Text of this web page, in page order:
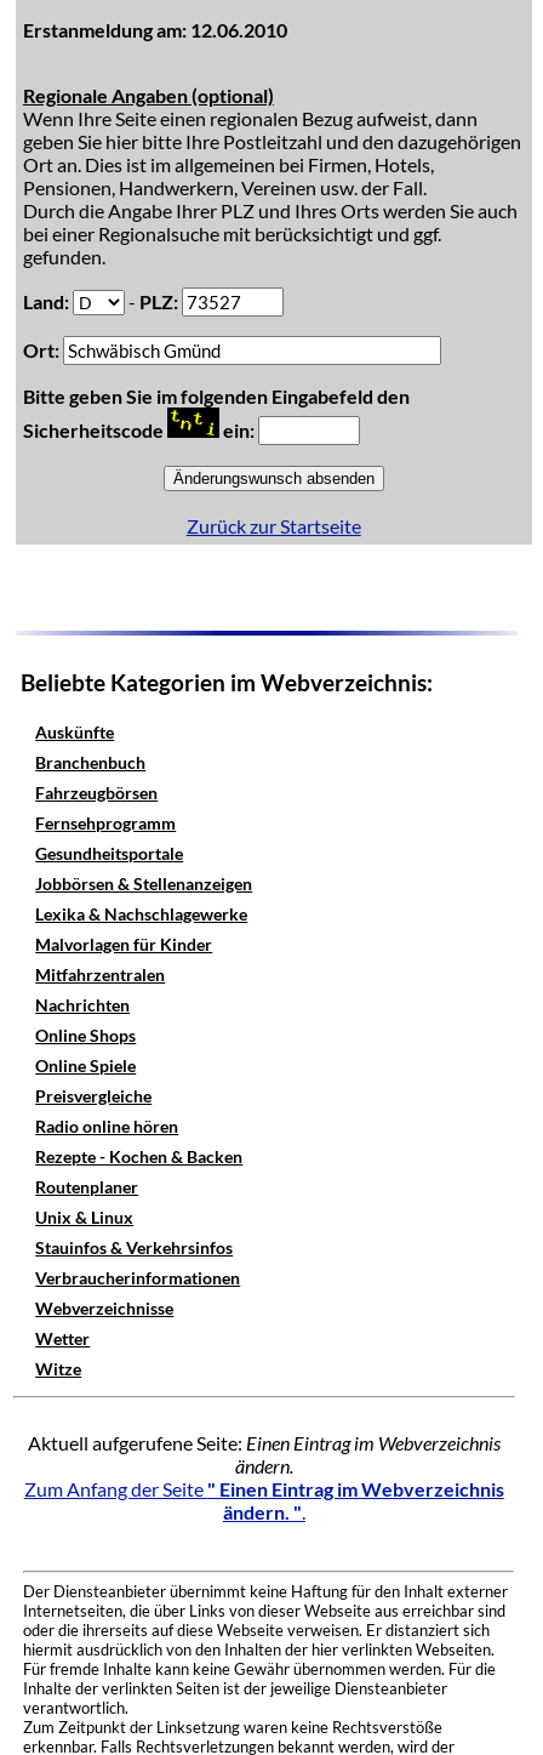
Erstanmeldung am: 12.06.2010
Regionale Angaben (optional)
Wenn Ihre Seite einen regionalen Bezug aufweist, dann
geben Sie hier bitte Ihre Postleitzahl und den dazugehörigen
Ort an. Dies ist im allgemeinen bei Firmen, Hotels,
Pensionen, Handwerkern, Vereinen usw. der Fall.
Durch die Angabe Ihrer PLZ und Ihres Orts werden Sie auch
bei einer Regionalsuche mit berücksichtigt und ggf.
gefunden.
Land:
- PLZ:
Ort:
Bitte geben Sie im folgenden Eingabefeld den
Sicherheitscode
ein:
Zurück zur Startseite
Beliebte Kategorien im Webverzeichnis:
Auskünfte
Branchenbuch
Fahrzeugbörsen
Fernsehprogramm
Gesundheitsportale
Jobbörsen & Stellenanzeigen
Lexika & Nachschlagewerke
Malvorlagen für Kinder
Mitfahrzentralen
Nachrichten
Online Shops
Online Spiele
Preisvergleiche
Radio online hören
Rezepte - Kochen & Backen
Routenplaner
Unix & Linux
Stauinfos & Verkehrsinfos
Verbraucherinformationen
Webverzeichnisse
Wetter
Witze
Aktuell aufgerufene Seite: Einen Eintrag im Webverzeichnis
ändern.
Zum Anfang der Seite " Einen Eintrag im Webverzeichnis
ändern. ".
Der Diensteanbieter übernimmt keine Haftung für den Inhalt externer
Internetseiten, die über Links von dieser Webseite aus erreichbar sind
oder die ihrerseits auf diese Webseite verweisen. Er distanziert sich
hiermit ausdrücklich von den Inhalten der hier verlinkten Webseiten.
Für fremde Inhalte kann keine Gewähr übernommen werden. Für die
Inhalte der verlinkten Seiten ist der jeweilige Diensteanbieter
verantwortlich.
Zum Zeitpunkt der Linksetzung waren keine Rechtsverstöße
erkennbar. Falls Rechtsverletzungen bekannt werden, wird der